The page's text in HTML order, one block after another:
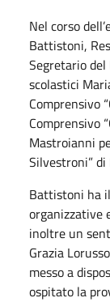
Nel corso
Battistoni,
Segretario
scolastici
Comprensivo
Comprensivo
Mastroianni
Silvestroni” di
Battistoni ha
organizzative
inoltre un
Grazia
messo a
ospitato la